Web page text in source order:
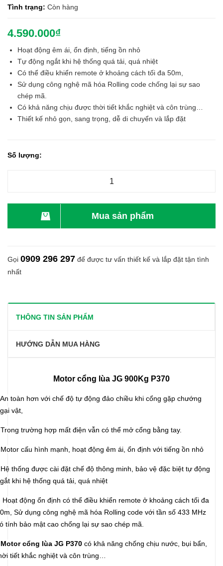
Tình trạng: Còn hàng
4.590.000₫
Hoạt động êm ái, ổn định, tiếng ồn nhỏ
Tự động ngắt khi hệ thống quá tải, quá nhiệt
Có thể điều khiển remote ở khoảng cách tối đa 50m,
Sử dụng công nghệ mã hóa Rolling code chống lại sự sao
chép mã.
Có khả năng chịu được thời tiết khắc nghiệt và côn trùng…
Thiết kế nhỏ gọn, sang trọng, dễ di chuyển và lắp đặt
Số lượng:
Mua sản phẩm
Gọi 0909 296 297 để được tư vấn thiết kế và lắp đặt tận tình
nhất
THÔNG TIN SẢN PHẨM
HƯỚNG DẪN MUA HÀNG
Motor cổng lùa JG 900Kg P370
toàn hơn với chế độ tự động đảo chiều khi cổng gặp chướng
vật,
trường hợp mất điện vẫn có thể mở cổng bằng tay.
cấu hình mạnh, hoạt động êm ái, ổn định với tiếng ồn nhỏ
thống được cài đặt chế độ thông minh, bảo vệ đặc biệt tự động
khi hệ thống quá tải, quá nhiệt
động ổn định có thể điều khiển remote ở khoảng cách tối đa
Sử dụng công nghệ mã hóa Rolling code với tần số 433 MHz
tính bảo mật cao chống lại sự sao chép mã.
cổng lùa JG P370 có khả năng chống chịu nước, bụi bẩn,
tiết khắc nghiệt và côn trùng…